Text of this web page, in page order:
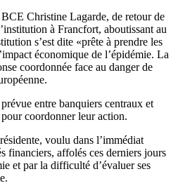
Christine Lagarde, de retour de
à Francfort, aboutissant au
s’est dite «prête à prendre les
économique de l’épidémie. La
coordonnée face au danger de
entre banquiers centraux et
coordonner leur action.
voulu dans l’immédiat
financiers, affolés ces derniers jours
et par la difficulté d’évaluer ses